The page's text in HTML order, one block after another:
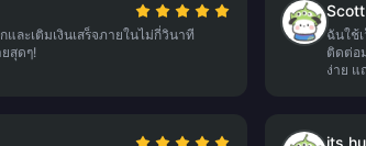
ละเติมเงินเสร็จภายในไม่กี่วินาที
ยสุดๆ!
ฉันใช้
ติดต่อ
ง่าย แ
its